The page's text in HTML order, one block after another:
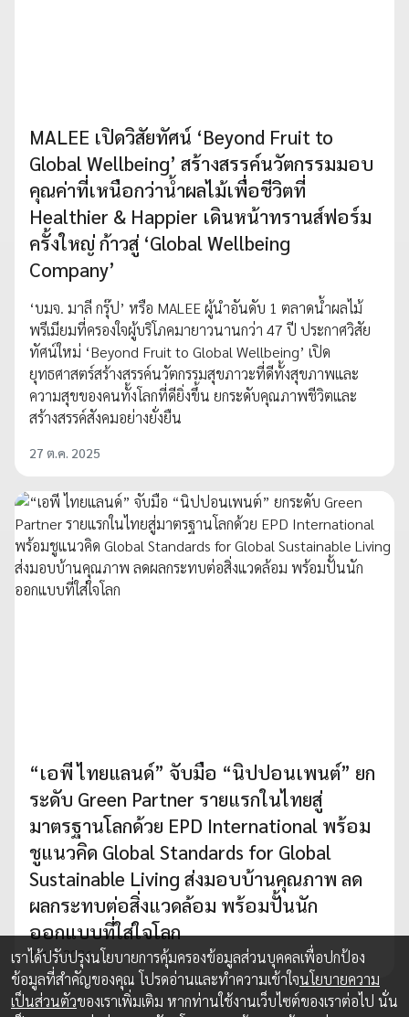
MALEE เปิดวิสัยทัศน์ ‘Beyond Fruit to
Global Wellbeing’ สร้างสรรค์นวัตกรรมมอบ
คุณค่าที่เหนือกว่าน้ำผลไม้เพื่อชีวิตที่
Healthier & Happier เดินหน้าทรานส์ฟอร์ม
ครั้งใหญ่ ก้าวสู่ ‘Global Wellbeing
Company’
‘บมจ. มาลี กรุ๊ป’ หรือ MALEE ผู้นำอันดับ 1 ตลาดน้ำผลไม้
พรีเมียมที่ครองใจผู้บริโภคมายาวนานกว่า 47 ปี ประกาศวิสัย
ทัศน์ใหม่ ‘Beyond Fruit to Global Wellbeing’ เปิด
ยุทธศาสตร์สร้างสรรค์นวัตกรรมสุขภาวะที่ดีทั้งสุขภาพและ
ความสุขของคนทั้งโลกที่ดียิ่งขึ้น ยกระดับคุณภาพชีวิตและ
สร้างสรรค์สังคมอย่างยั่งยืน
27 ต.ค. 2025
“เอพี ไทยแลนด์” จับมือ “นิปปอนเพนต์” ยก
ระดับ Green Partner รายแรกในไทยสู่
มาตรฐานโลกด้วย EPD International พร้อม
ชูแนวคิด Global Standards for Global
Sustainable Living ส่งมอบบ้านคุณภาพ ลด
ผลกระทบต่อสิ่งแวดล้อม พร้อมปั้นนัก
ออกแบบที่ใส่ใจโลก
3 ส.ค. 2026
เราได้ปรับปรุงนโยบายการคุ้มครองข้อมูลส่วนบุคคลเพื่อปกป้อง
ข้อมูลที่สำคัญของคุณ โปรดอ่านและทำความเข้าใจนโยบายความ
เป็นส่วนตัวของเราเพิ่มเติม หากท่านใช้งานเว็บไซต์ของเราต่อไป นั่น